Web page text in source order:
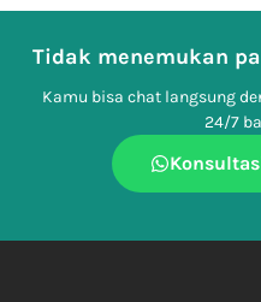
Tidak menemukan
Kamu bisa chat langsung
24/7